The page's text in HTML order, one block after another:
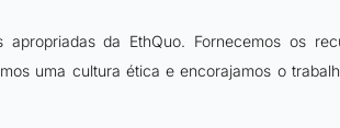
da EthQuo. Fornecemos os
uma cultura ética e encorajamos o